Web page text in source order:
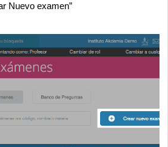
Nuevo examen”